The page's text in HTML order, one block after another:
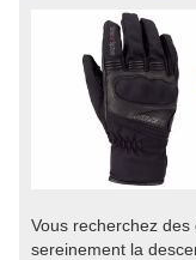
Vous recherchez
sereinement la